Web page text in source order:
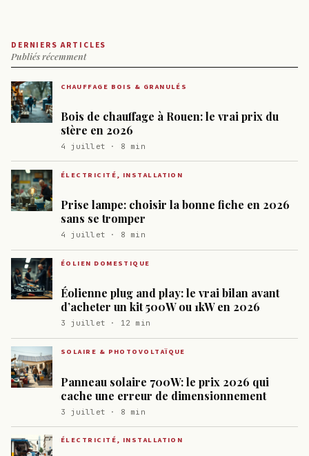
DERNIERS ARTICLES
Publiés récemment
CHAUFFAGE BOIS & GRANULÉS
Bois de chauffage à Rouen: le vrai prix du
stère en 2026
4 juillet · 8 min
ÉLECTRICITÉ, INSTALLATION
Prise lampe: choisir la bonne fiche en 2026
sans se tromper
4 juillet · 8 min
ÉOLIEN DOMESTIQUE
Éolienne plug and play: le vrai bilan avant
d’acheter un kit 500W ou 1kW en 2026
3 juillet · 12 min
SOLAIRE & PHOTOVOLTAÏQUE
Panneau solaire 700W: le prix 2026 qui
cache une erreur de dimensionnement
3 juillet · 8 min
ÉLECTRICITÉ, INSTALLATION